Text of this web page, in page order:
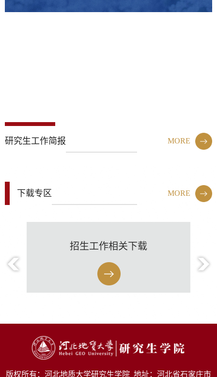
研究生工作简报 MORE
下载专区 MORE
招生工作相关下载
版权所有：河北地质大学研究生学院 地址：河北省石家庄市